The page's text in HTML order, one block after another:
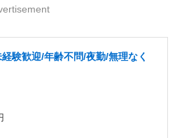
験歓迎/年齢不問/夜勤/無理なく